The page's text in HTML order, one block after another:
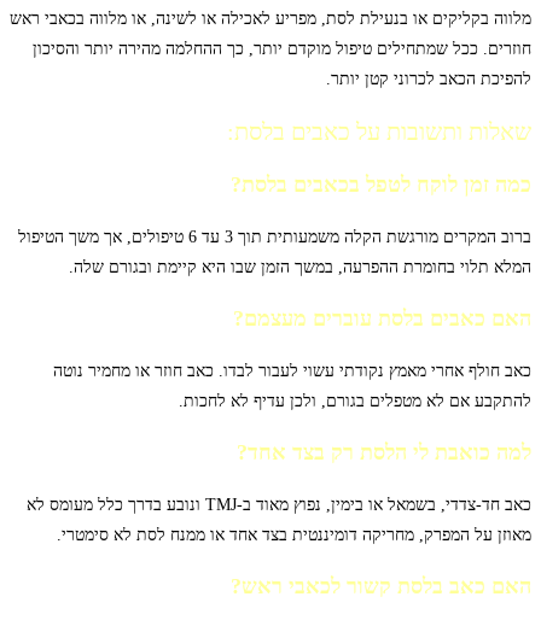
מלווה בקליקים או בנעילת לסת, מפריע לאכילה או לשינה, או מלווה בכאבי ראש
חוזרים. ככל שמתחילים טיפול מוקדם יותר, כך ההחלמה מהירה יותר והסיכון
להפיכת הכאב לכרוני קטן יותר.
שאלות ותשובות על כאבים בלסת:
כמה זמן לוקח לטפל בכאבים בלסת?
ברוב המקרים מורגשת הקלה משמעותית תוך 3 עד 6 טיפולים, אך משך הטיפול
המלא תלוי בחומרת ההפרעה, במשך הזמן שבו היא קיימת ובגורם שלה.
האם כאבים בלסת עוברים מעצמם?
כאב חולף אחרי מאמץ נקודתי עשוי לעבור לבדו. כאב חוזר או מחמיר נוטה
להתקבע אם לא מטפלים בגורם, ולכן עדיף לא לחכות.
למה כואבת לי הלסת רק בצד אחד?
כאב חד-צדדי, בשמאל או בימין, נפוץ מאוד ב-TMJ ונובע בדרך כלל מעומס לא
מאוזן על המפרק, מחריקה דומיננטית בצד אחד או ממנח לסת לא סימטרי.
האם כאב בלסת קשור לכאבי ראש?